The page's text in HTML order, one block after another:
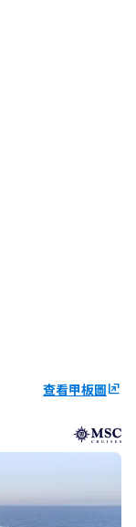
查看甲板圖ungroup